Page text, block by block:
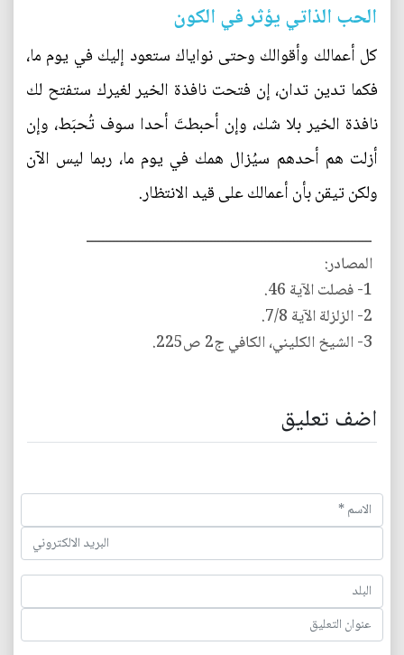
الحب الذاتي يؤثر في الكون
كل أعمالك وأقوالك وحتى نواياك ستعود إليك في يوم ما،
فكما تدين تدان، إن فتحت نافذة الخير لغيرك ستفتح لك
نافذة الخير بلا شك، وإن أحبطتَ أحدا سوف تُحبَط، وإن
أزلت هم أحدهم سيُزال همك في يوم ما، ربما ليس الآن
ولكن تيقن بأن أعمالك على قيد الانتظار.
ـــــــــــــــــــــــــــــــــــــــــــــــــــــــــــــــــــــــــــــــ
المصادر:
‎1- فصلت الآية 46.
‎2- الزلزلة الآية 7/8.
3- الشيخ الكليني، الكافي ج2 ص225.
اضف تعليق